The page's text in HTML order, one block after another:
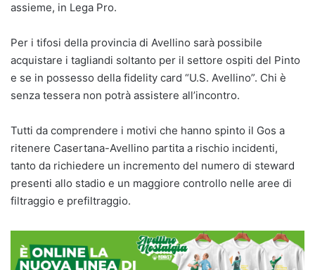
assieme, in Lega Pro.
Per i tifosi della provincia di Avellino sarà possibile
acquistare i tagliandi soltanto per il settore ospiti del Pinto
e se in possesso della fidelity card “U.S. Avellino”. Chi è
senza tessera non potrà assistere all’incontro.
Tutti da comprendere i motivi che hanno spinto il Gos a
ritenere Casertana-Avellino partita a rischio incidenti,
tanto da richiedere un incremento del numero di steward
presenti allo stadio e un maggiore controllo nelle aree di
filtraggio e prefiltraggio.